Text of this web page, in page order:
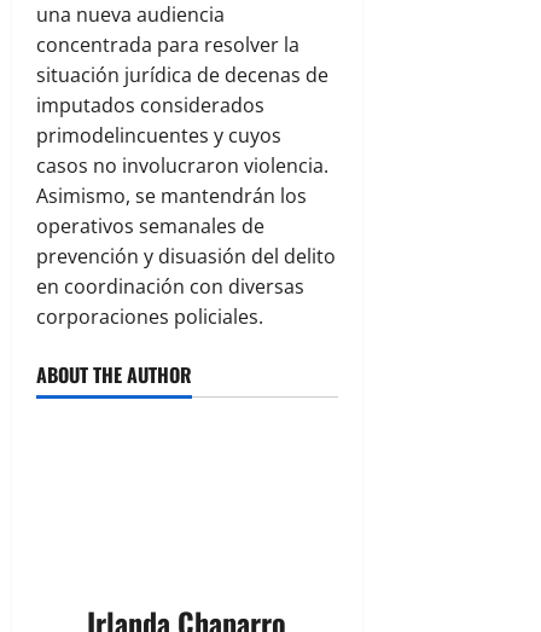
una nueva audiencia
concentrada para resolver la
situación jurídica de decenas de
imputados considerados
primodelincuentes y cuyos
casos no involucraron violencia.
Asimismo, se mantendrán los
operativos semanales de
prevención y disuasión del delito
en coordinación con diversas
corporaciones policiales.
ABOUT THE AUTHOR
Irlanda Chaparro